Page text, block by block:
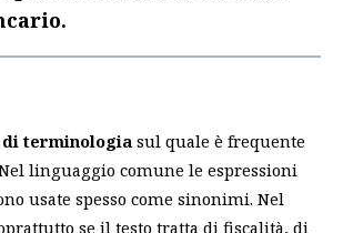
di terminologia sul quale è frequente
linguaggio comune le espressioni
usate spesso come sinonimi. Nel
se il testo tratta di fiscalità, di